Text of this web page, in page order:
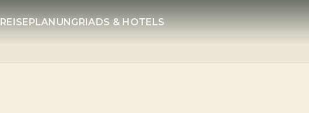
REISEPLANUNGRIADS & HOTELS